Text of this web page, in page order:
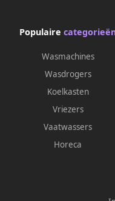
Populaire
Wasmachines
Wasdrogers
Koelkasten
Vriezers
Vaatwassers
Horeca